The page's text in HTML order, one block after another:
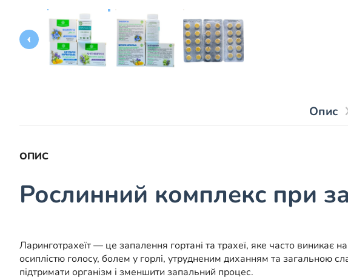
Опис
ОПИС
Рослинний комплекс при
Ларинготрахеїт — це запалення гортані та трахеї, яке часто виникає
осиплістю голосу, болем у горлі, утрудненим диханням та загальною
підтримати організм і зменшити запальний процес.